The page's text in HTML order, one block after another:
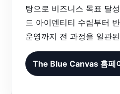
탕으로 비즈니스 목표 달
드 아이덴티티 수립부터
운영까지 전 과정을 일관
The Blue Canvas 홈페